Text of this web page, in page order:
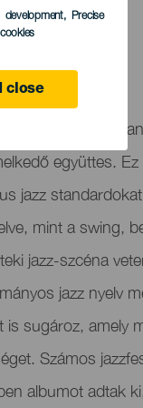
development, Precise
close
a Nemzetközi
együttes.
jazz
mint a swing,
jazz-szcéna
jazz nyelv
is sugároz, amely
Számos
albumot adtak